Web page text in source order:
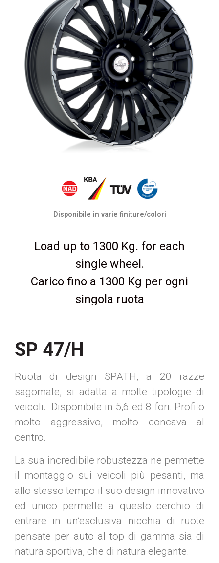
Disponibile in varie finiture/colori
Load up to 1300 Kg. for each
single wheel.
Carico fino a 1300 Kg per ogni
singola ruota
SP 47/H
Ruota di design SPATH, a 20 razze
sagomate, si adatta a molte tipologie di
veicoli. Disponibile in 5,6 ed 8 fori. Profilo
molto aggressivo, molto concava al
centro.
La sua incredibile robustezza ne permette
il montaggio sui veicoli più pesanti, ma
allo stesso tempo il suo design innovativo
ed unico permette a questo cerchio di
entrare in un’esclusiva nicchia di ruote
pensate per auto al top di gamma sia di
natura sportiva, che di natura elegante.